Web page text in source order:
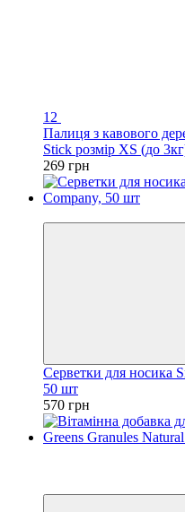
12
Палиця з кавового
Stick розмір XS (до
269 грн
Серветки для носика
50 шт
570 грн